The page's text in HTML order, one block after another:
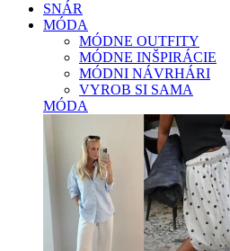
SNÁR
MÓDA
MÓDNE OUTFITY
MÓDNE INŠPIRÁCIE
MÓDNI NÁVRHÁRI
VYROB SI SAMA
MÓDA